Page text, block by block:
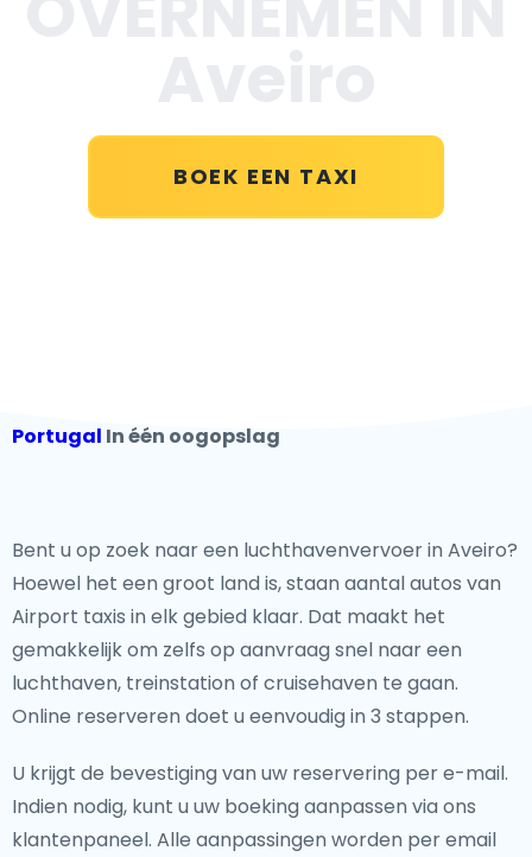
BOEK EEN TAXI
Portugal In één oogopslag
Bent u op zoek naar een luchthavenvervoer in Aveiro?
Hoewel het een groot land is, staan aantal autos van
Airport taxis in elk gebied klaar. Dat maakt het
gemakkelijk om zelfs op aanvraag snel naar een
luchthaven, treinstation of cruisehaven te gaan.
Online reserveren doet u eenvoudig in 3 stappen.
U krijgt de bevestiging van uw reservering per e-mail.
Indien nodig, kunt u uw boeking aanpassen via ons
klantenpaneel. Alle aanpassingen worden per email